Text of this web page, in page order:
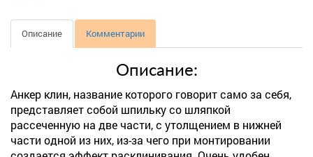
Описание Комментарии
Описание:
Анкер клин, название которого говорит само за себя,
представляет собой шпильку со шляпкой
рассеченную на две части, с утолщением в нижней
части одной из них, из-за чего при монтировании